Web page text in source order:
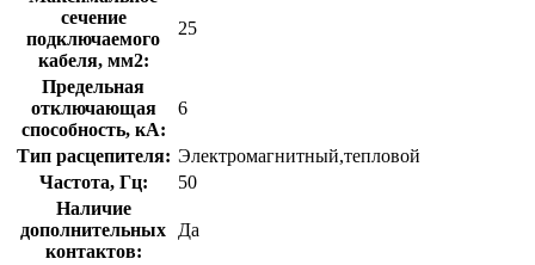
сечение
подключаемого
кабеля, мм2:
25
Предельная
отключающая
способность, кA:
6
Тип расцепителя: Электромагнитный,тепловой
Частота, Гц:
50
Наличие
дополнительных
контактов:
Да